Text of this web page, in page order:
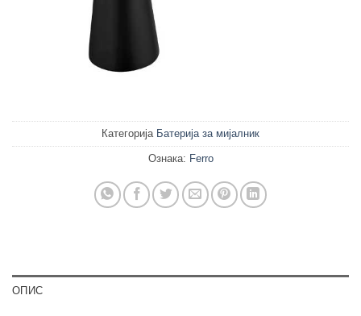
Категорија Батерија за мијалник
Ознака: Ferro
ОПИС